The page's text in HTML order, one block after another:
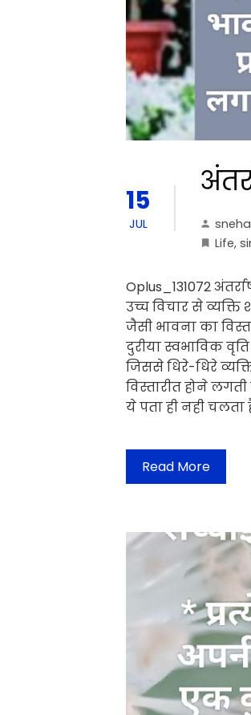
15
JUL sneha
Life,
Oplus_131072
उच्च विचार से
जैसी भावना का
दुरीया स्वभाविक
जिससे धिरे-धिरे
विस्तारीत होने
ये पता ही नही चलता
Read More